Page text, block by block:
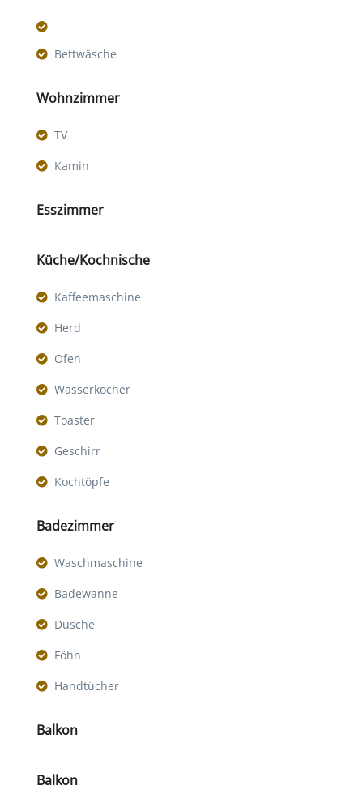
Bettwäsche
Wohnzimmer
TV
Kamin
Esszimmer
Küche/Kochnische
Kaffeemaschine
Herd
Ofen
Wasserkocher
Toaster
Geschirr
Kochtöpfe
Badezimmer
Waschmaschine
Badewanne
Dusche
Föhn
Handtücher
Balkon
Balkon